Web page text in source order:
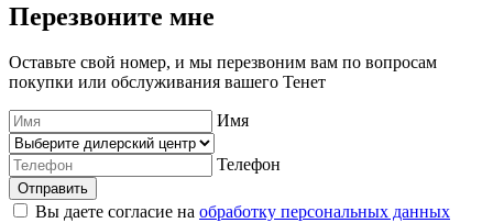
Перезвоните мне
Оставьте свой номер, и мы перезвоним вам по вопросам
покупки или обслуживания вашего Тенет
Имя
Телефон
Отправить
Вы даете согласие на обработку персональных данных